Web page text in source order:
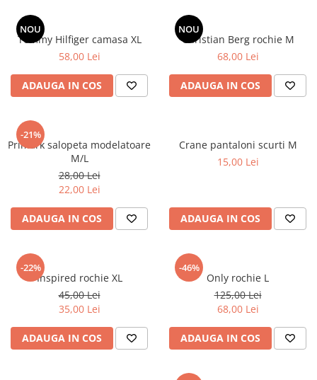
Cardigane
Colanti
Fuste
Hanorace
Lenjerii si pijamale
Pantaloni scurti
Rochii
Sacouri si Costume
Sport
Pantaloni
Pantaloni scurti
Pulovere
sport
Tricouri si maiouri
Hanorace
Incaltaminte
Pantaloni scurti
Rochii&Fuste/Sacouri
Salopete
Tricouri si maiouri
veste
NOU
Tommy Hilfiger camasa XL
58,00 Lei
ADAUGA IN COS
NOU
Christian Berg rochie M
68,00 Lei
ADAUGA IN COS
-21%
Primark salopeta modelatoare
M/L
28,00 Lei
22,00 Lei
ADAUGA IN COS
Crane pantaloni scurti M
15,00 Lei
ADAUGA IN COS
-22%
Inspired rochie XL
45,00 Lei
35,00 Lei
ADAUGA IN COS
-46%
Only rochie L
125,00 Lei
68,00 Lei
ADAUGA IN COS